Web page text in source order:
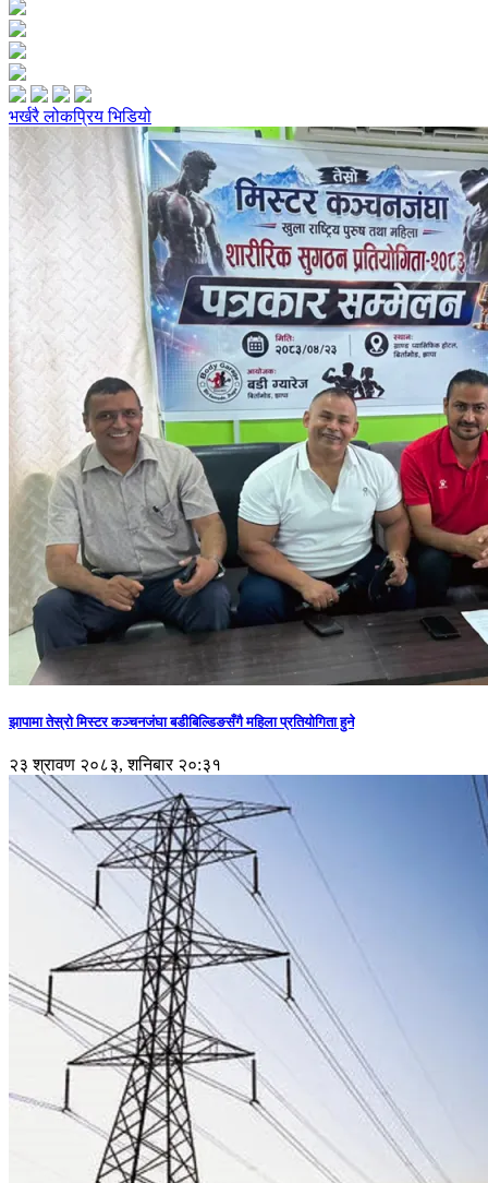
भर्खरैलोकप्रियभिडियो
झापामा तेस्रो मिस्टर कञ्चनजंघा बडीबिल्डिङसँगै महिला प्रतियोगिता हुने
२३ श्रावण २०८३, शनिबार २०:३१